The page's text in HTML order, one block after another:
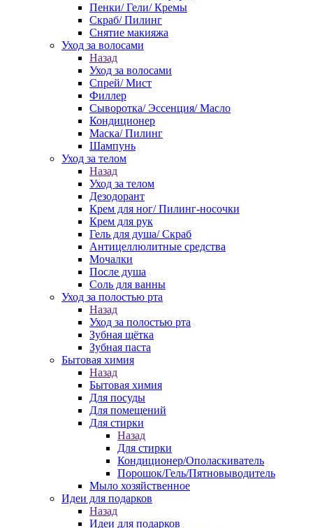
Пенки/ Гели/ Кремы
Скраб/ Пилинг
Снятие макияжа
Уход за волосами
Назад
Уход за волосами
Спрей/ Мист
Филлер
Сыворотка/ Эссенция/ Масло
Кондиционер
Маска/ Пилинг
Шампунь
Уход за телом
Назад
Уход за телом
Дезодорант
Крем для ног/ Пилинг-носочки
Крем для рук
Гель для душа/ Скраб
Антицеллюлитные средства
Мочалки
После душа
Соль для ванны
Уход за полостью рта
Назад
Уход за полостью рта
Зубная щётка
Зубная паста
Бытовая химия
Назад
Бытовая химия
Для посуды
Для помещений
Для стирки
Назад
Для стирки
Кондиционер/Ополаскиватель
Порошок/Гель/Пятновыводитель
Мыло хозяйственное
Идеи для подарков
Назад
Идеи для подарков